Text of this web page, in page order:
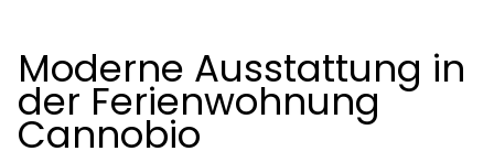
Moderne Ausstattung in
der Ferienwohnung
Cannobio